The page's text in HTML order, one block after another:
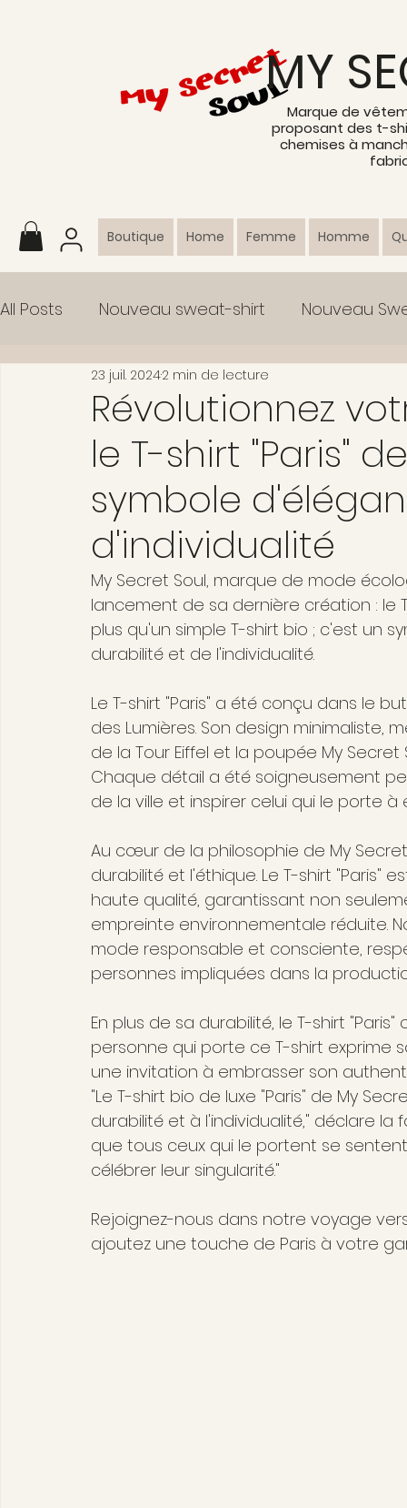
MY
Marque de
proposant des t-
chemises à
Boutique Home Femme Homme
All Posts Nouveau sweat-shirt Nouveau
Vêtements de sport Collection
Révolutionnez
le T-shirt "Paris"
symbole
d'individualité
23 juil. 20242 min de lecture
My Secret Soul, marque de mode
lancement de sa dernière création : le
plus qu'un simple T-shirt bio ; c'est un
durabilité et de l'individualité.
Le T-shirt "Paris" a été conçu dans le
des Lumières. Son design
de la Tour Eiffel et la poupée My
Chaque détail a été soigneusement
de la ville et inspirer celui qui le porte à
Au cœur de la philosophie de My
durabilité et l'éthique. Le T-shirt
haute qualité, garantissant non
empreinte environnementale réduite.
mode responsable et consciente,
personnes impliquées dans la
En plus de sa durabilité, le T-shirt
personne qui porte ce T-shirt exprime
une invitation à embrasser son
"Le T-shirt bio de luxe "Paris" de My
durabilité et à l'individualité," déclare la
que tous ceux qui le portent se
célébrer leur singularité."
Rejoignez-nous dans notre voyage
ajoutez une touche de Paris à votre